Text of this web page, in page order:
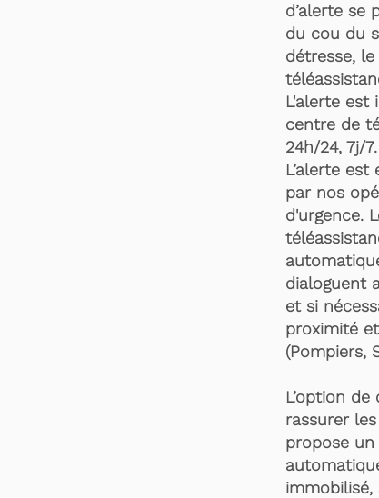
d’alerte se
du cou du
détresse,
L'alerte est
centre de
24h/24, 7j/7.
L’alerte
par nos
d'urgence.
dialoguent
et si
proximité
(Pompiers,
L’option
rassurer
propose
immobilisé,